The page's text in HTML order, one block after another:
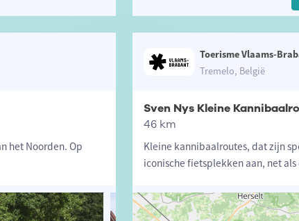
het Noorden. Op
Toerisme Vlaams-
Tremelo, België
Sven Nys Kleine
46 km
Kleine kannibaalroutes, dat zijn
iconische fietsplekken aan, net als